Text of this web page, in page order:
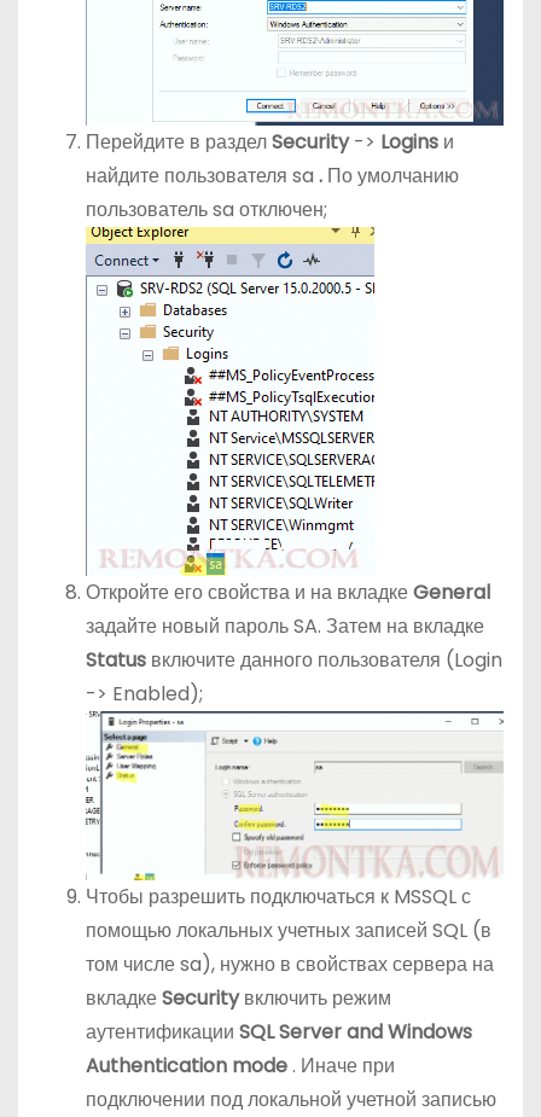
Перейдите в разделSecurity-> Logins и
найдите пользователя sa . По умолчанию
пользователь sa отключен;
Откройте его свойства и на вкладкеGeneral
задайте новый пароль SA. Затем на вкладке
Status включите данного пользователя (Login
-> Enabled);
Чтобы разрешить подключаться к MSSQL с
помощью локальных учетных записей SQL (в
том числе sa), нужно в свойствах сервера на
вкладкеSecurityвключить режим
аутентификации SQL Server and Windows
Authentication mode. Иначе при
подключении под локальной учетной записью